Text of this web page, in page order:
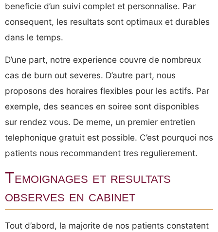
beneficie d’un suivi complet et personnalise. Par
consequent, les resultats sont optimaux et durables
dans le temps.
D’une part, notre experience couvre de nombreux
cas de burn out severes. D’autre part, nous
proposons des horaires flexibles pour les actifs. Par
exemple, des seances en soiree sont disponibles
sur rendez vous. De meme, un premier entretien
telephonique gratuit est possible. C’est pourquoi nos
patients nous recommandent tres regulierement.
Temoignages et resultats
observes en cabinet
Tout d’abord, la majorite de nos patients constatent